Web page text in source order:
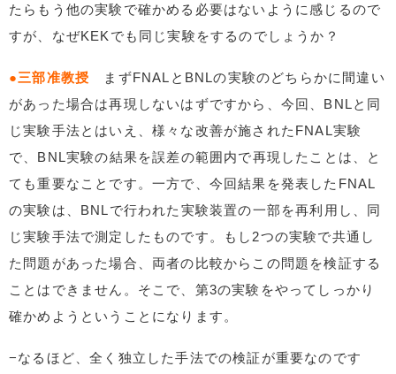
たらもう他の実験で確かめる必要はないように感じるので
すが、なぜKEKでも同じ実験をするのでしょうか？
●三部准教授 まずFNALとBNLの実験のどちらかに間違い
があった場合は再現しないはずですから、今回、BNLと同
じ実験手法とはいえ、様々な改善が施されたFNAL実験
で、BNL実験の結果を誤差の範囲内で再現したことは、と
ても重要なことです。一方で、今回結果を発表したFNAL
の実験は、BNLで行われた実験装置の一部を再利用し、同
じ実験手法で測定したものです。もし2つの実験で共通し
た問題があった場合、両者の比較からこの問題を検証する
ことはできません。そこで、第3の実験をやってしっかり
確かめようということになります。
−なるほど、全く独立した手法での検証が重要なのです